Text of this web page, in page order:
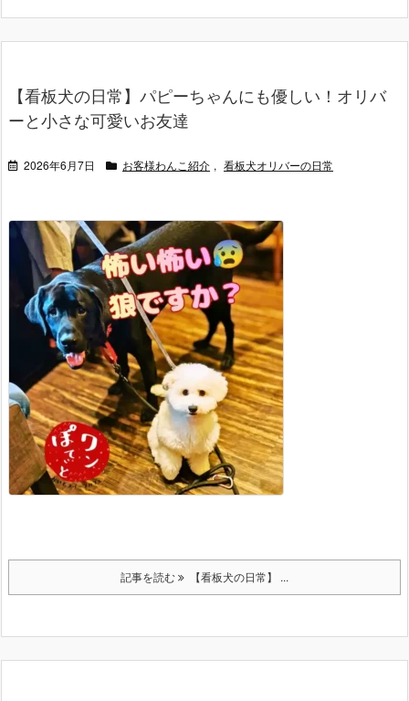
【看板犬の日常】パピーちゃんにも優しい！オリバ
ーと小さな可愛いお友達
2026年6月7日 お客様わんこ紹介 , 看板犬オリバーの日常
記事を読む 【看板犬の日常】 ...